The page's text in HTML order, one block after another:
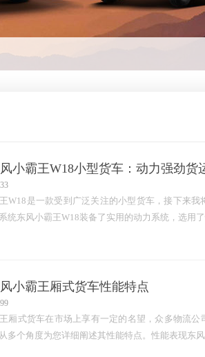
小霸王W18小型货车：动力强劲货
W18是一款受到广泛关注的小型货车，接下来
统东风小霸王W18装备了实用的动力系统，选用了
小霸王厢式货车性能特点
厢式货车在市场上享有一定的名望，众多物流
多个角度为您详细阐述其性能特点。性能表现东